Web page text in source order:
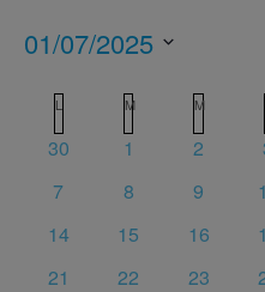
01/07/2025
CALENDRIER
DE
ÉVÈNEMENTS
L MMARDI M
0
30
0
1
0
2
0
7
0
8
0
9
0
0
14
0
15
0
16
0
0
21
0
22
0
23